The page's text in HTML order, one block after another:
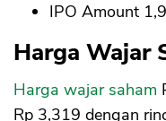
IPO Amount
Harga Wajar
Harga wajar saham
Rp 3,319 dengan